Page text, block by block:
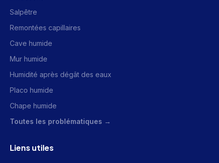
Salpêtre
Remontées capillaires
Cave humide
Mur humide
Humidité après dégât des eaux
Placo humide
Chape humide
Toutes les problématiques →
Liens utiles